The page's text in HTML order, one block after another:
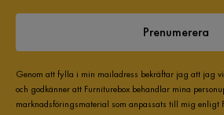
Prenumerera
Genom att fylla i min mailadress bekräftar jag att jag
och godkänner att Furniturebox behandlar mina
marknadsföringsmaterial som anpassats till mig enligt